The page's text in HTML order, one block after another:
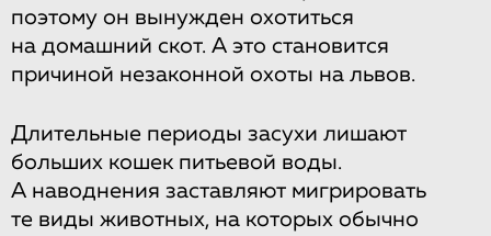
поэтому он вынужден охотиться
на домашний скот. А это становится
причиной незаконной охоты на львов.
Длительные периоды засухи лишают
больших кошек питьевой воды.
А наводнения заставляют мигрировать
те виды животных, на которых обычно